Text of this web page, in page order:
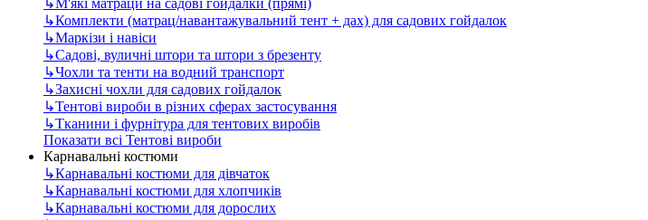
↳Комплекти (матрац/навантажувальний тент + дах) для садових гойдалок
↳Маркізи і навіси
↳Садові, вуличні штори та штори з брезенту
↳Чохли та тенти на водний транспорт
↳Захисні чохли для садових гойдалок
↳Тентові вироби в різних сферах застосування
↳Тканини і фурнітура для тентових виробів
Показати всі Тентові вироби
Карнавальні костюми
↳Карнавальні костюми для дівчаток
↳Карнавальні костюми для хлопчиків
↳Карнавальні костюми для дорослих